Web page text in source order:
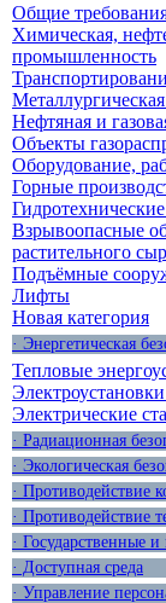
Общие
Химическая,
промышленность
Нефтяная и
Объекты
Оборудование,
Горные
Взрывоопасные
растительного
Подъёмные
Лифты
Новая категория
· Энергетическая
Тепловые
Электрические
· Радиационная
· Экологическая
· Противодействие
· Противодействие
· Государственные
· Доступная среда
· Управление